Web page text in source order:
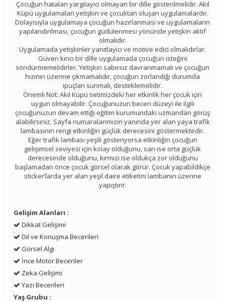
Çocuğun hataları yargılayıcı olmayan bir dille gösterilmelidir. Akıl
Küpü uygulamaları yetişkin ve çocuktan oluşan uygulamalardır.
Dolayısıyla uygulamaya çocuğun hazırlanması ve uygulamaların
yapılandırılması, çocuğun güdülenmesi yönünde yetişkin aktif
olmalıdır.
Uygulamada yetişkinler yanıtlayıcı ve motive edici olmalıdırlar.
Güven kırıcı bir dille uygulamada çocuğun isteğini
söndürmemelidirler. Yetişkin sabırsız davranmamalı ve çocuğun
hızının üzerine çıkmamalıdır, çocuğun zorlandığı durumda
ipuçları sunmalı, desteklemelidir.
Önemli Not: Akıl Küpü setimizdeki her etkinlik her çocuk için
uygun olmayabilir. Çocuğunuzun beceri düzeyi ile ilgili
çocuğunuzun devam ettiği eğitim kurumundaki uzmandan görüş
alabilirsiniz. Sayfa numaralarımızın yanında yer alan yaya trafik
lambasının rengi etkinliğin güçlük derecesini göstermektedir.
Eğer trafik lambası yeşili gösteriyorsa etkinliğin çocuğun
gelişimsel seviyesi için kolay olduğunu, sarı ise orta güçlük
derecesinde olduğunu, kırmızı ise oldukça zor olduğunu
başlamadan önce çocuk görsel olarak görür. Çocuk yapabildikçe
sticker’larda yer alan yeşil daire etiketini lambanın üzerine
yapıştırır.
Gelişim Alanları :
Dikkat Gelişimi
Dil ve Konuşma Becerileri
Görsel Algı
İnce Motor Beceriler
Zeka Gelişimi
Yazı Becerileri
Yaş Grubu :